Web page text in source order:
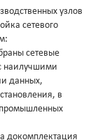
узлов
сетевого
сетевые
наилучшими
данных,
в
докомплектация